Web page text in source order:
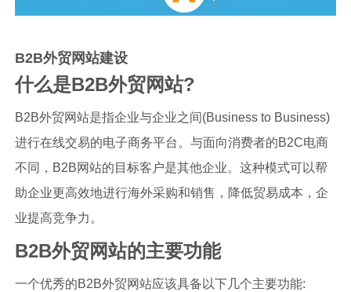
B2B外贸网站建设
什么是B2B外贸网站?
B2B外贸网站是指企业与企业之间(Business to Business)
进行在线交易的电子商务平台。与面向消费者的B2C电商
不同，B2B网站的目标客户是其他企业。这种模式可以帮
助企业更高效地进行海外采购和销售，降低贸易成本，企
业提高竞争力。
B2B外贸网站的主要功能
一个优秀的B2B外贸网站应该具备以下几个主要功能: